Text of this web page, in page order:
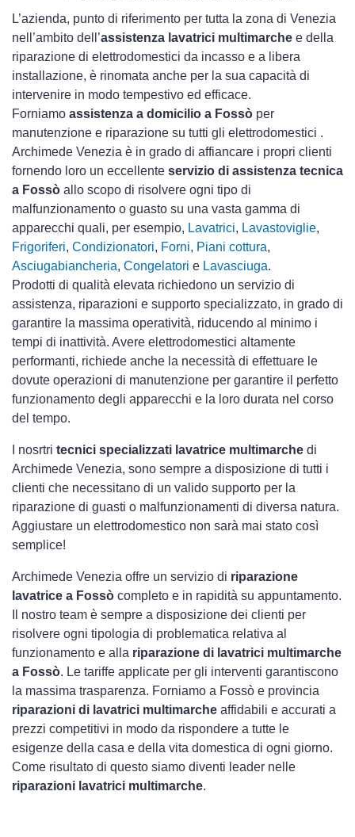
L’azienda, punto di riferimento per tutta la zona di Venezia
nell’ambito dell’assistenza lavatrici multimarche e della
riparazione di elettrodomestici da incasso e a libera
installazione, è rinomata anche per la sua capacità di
intervenire in modo tempestivo ed efficace.
Forniamo assistenza a domicilio a Fossò per
manutenzione e riparazione su tutti gli elettrodomestici .
Archimede Venezia è in grado di affiancare i propri clienti
fornendo loro un eccellente servizio di assistenza tecnica
a Fossò allo scopo di risolvere ogni tipo di
malfunzionamento o guasto su una vasta gamma di
apparecchi quali, per esempio, Lavatrici, Lavastoviglie,
Frigoriferi, Condizionatori, Forni, Piani cottura,
Asciugabiancheria, Congelatori e Lavasciuga.
Prodotti di qualità elevata richiedono un servizio di
assistenza, riparazioni e supporto specializzato, in grado di
garantire la massima operatività, riducendo al minimo i
tempi di inattività. Avere elettrodomestici altamente
performanti, richiede anche la necessità di effettuare le
dovute operazioni di manutenzione per garantire il perfetto
funzionamento degli apparecchi e la loro durata nel corso
del tempo.
I nosrtri tecnici specializzati lavatrice multimarche di
Archimede Venezia, sono sempre a disposizione di tutti i
clienti che necessitano di un valido supporto per la
riparazione di guasti o malfunzionamenti di diversa natura.
Aggiustare un elettrodomestico non sarà mai stato così
semplice!
Archimede Venezia offre un servizio di riparazione
lavatrice a Fossò completo e in rapidità su appuntamento.
Il nostro team è sempre a disposizione dei clienti per
risolvere ogni tipologia di problematica relativa al
funzionamento e alla riparazione di lavatrici multimarche
a Fossò. Le tariffe applicate per gli interventi garantiscono
la massima trasparenza. Forniamo a Fossò e provincia
riparazioni di lavatrici multimarche affidabili e accurati a
prezzi competitivi in modo da rispondere a tutte le
esigenze della casa e della vita domestica di ogni giorno.
Come risultato di questo siamo diventi leader nelle
riparazioni lavatrici multimarche.